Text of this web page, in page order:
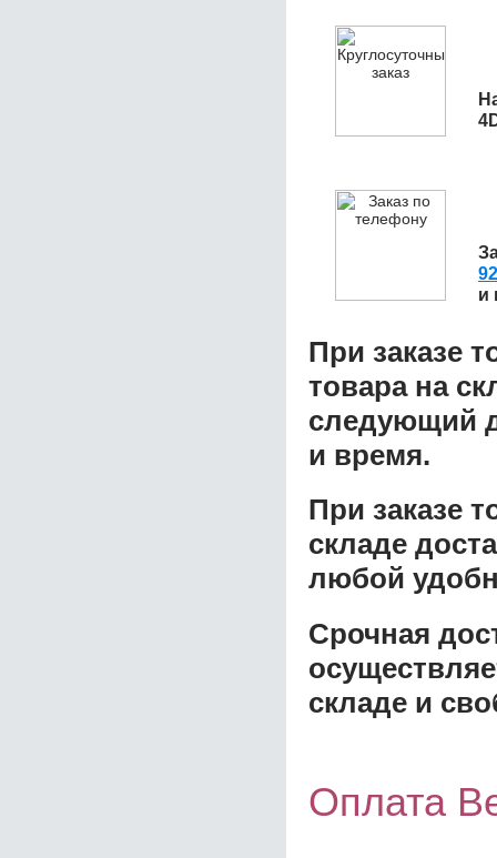
и
При заказе
товара на
следующий
и время.
При заказе
складе
любой
Срочная
складе и
Оплата